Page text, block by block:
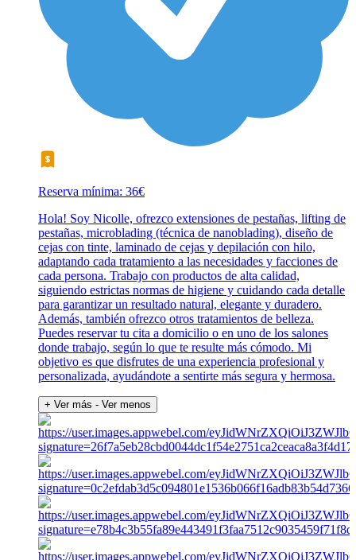
Reserva mínima: 36€
Hola! Soy Nicolle, ofrezco extensiones de pestañas, lifting de
pestañas, microblading (técnica de nanoblading), diseño de
cejas con tinte, laminado de cejas y depilación con hilo,
adaptando cada tratamiento a las necesidades y facciones de
cada persona. Trabajo con productos de alta calidad,
siguiendo estrictas normas de higiene y cuidando cada detalle
para garantizar un resultado natural, elegante y duradero.
Además, también ofrezco otros tratamientos de belleza.
Puedes reservar tu cita a domicilio o en uno de los salones
donde trabajo, según lo que te resulte más cómodo. Mi
objetivo es que disfrutes de una experiencia profesional y
personalizada, ayudándote a sentirte más segura y hermosa.
+ Ver más - Ver menos